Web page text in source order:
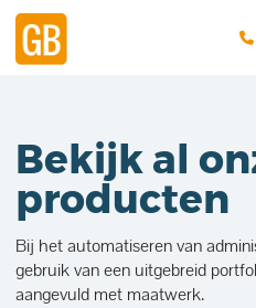
Bekijk al
producten
Bij het automatiseren van
gebruik van een uitgebreid
aangevuld met maatwerk.